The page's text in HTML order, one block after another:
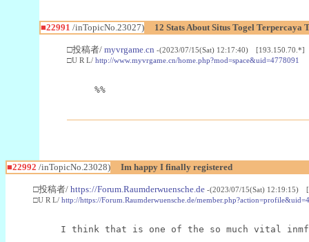
■22991 /inTopicNo.23027) 12 Stats About Situs Togel Terpercaya
□投稿者/ myvrgame.cn -(2023/07/15(Sat) 12:17:40) [193.150.70.*]
□U R L/ http://www.myvrgame.cn/home.php?mod=space&uid=4778091
%%
■22992 /inTopicNo.23028) Im happy I finally registered
□投稿者/ https://Forum.Raumderwuensche.de -(2023/07/15(Sat) 12:19:15)
□U R L/ http://https://Forum.Raumderwuensche.de/
I think that is one of the so much vital